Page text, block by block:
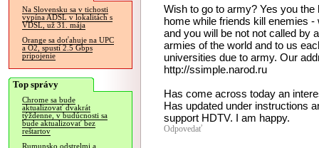
Na Slovensku sa v tichosti
vypína ADSL v lokalitách s
VDSL, už 31. mája
Orange sa doťahuje na UPC
a O2, spustí 2.5 Gbps
pripojenie
Top správy
Chrome sa bude
aktualizovať dvakrát
týždenne, v budúcnosti sa
bude aktualizovať bez
reštartov
Rumunsko odstrelmi a
Wish to go to army? Yes you
home while friends kill enemies
and you will be not not called by
armies of the world and to us
universities due to army. Our
http://ssimple.narod.ru
Has come across today an
Has updated under instructions
support HDTV. I am happy.
Odpovedať